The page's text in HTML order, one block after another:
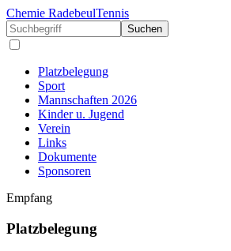
Chemie RadebeulTennis
Suchen
Platzbelegung
Sport
Mannschaften 2026
Kinder u. Jugend
Verein
Links
Dokumente
Sponsoren
Empfang
Platzbelegung